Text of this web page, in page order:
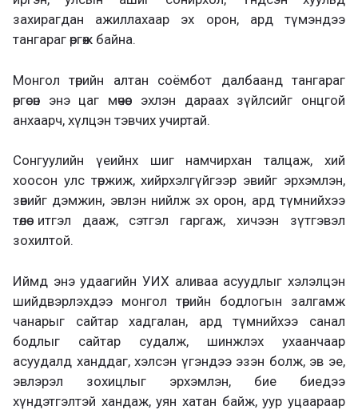
захирагдан ажиллахаар эх орон, ард түмэндээ
тангараг өргөж байна.
Монгол төрийн алтан соёмбот далбаанд тангараг
өргөсөн энэ цаг мөчөөс эхлэн дараах зүйлсийг онцгой
анхаарч, хүлцэн тэвчих учиртай.
Сонгуулийн үеийнх шиг намчирхан талцаж, хий
хоосон улс төржиж, хийрхэлгүйгээр эвийг эрхэмлэн,
зөвийг дэмжин, эвлэн нийлж эх орон, ард түмнийхээ
төлөө итгэл дааж, сэтгэл гаргаж, хичээн зүтгэвэл
зохилтой.
Иймд энэ удаагийн УИХ аливаа асуудлыг хэлэлцэн
шийдвэрлэхдээ монгол төрийн бодлогын залгамж
чанарыг сайтар хадгалан, ард түмнийхээ санал
бодлыг сайтар судалж, шинжлэх ухаанчаар
асуудалд ханддаг, хэлсэн үгэндээ эзэн болж, эв эе,
эвлэрэл зохицлыг эрхэмлэн, бие биедээ
хүндэтгэлтэй хандаж, уян хатан байж, уур уцаараар